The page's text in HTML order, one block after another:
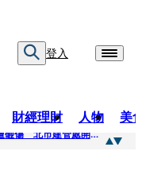
登入
財經理財 人物 美
南港LaLaport天花板掉落意外！女客疑遭砸傷 北市建管處開罰30萬